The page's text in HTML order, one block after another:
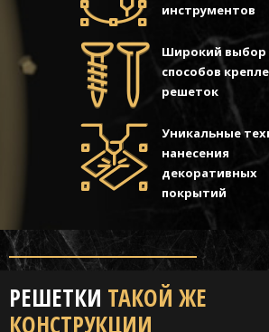
инструментов
Широкий выбор
способов
решеток
Уникальные
нанесения
декоративных
покрытий
РЕШЕТКИ ТАКОЙ ЖЕ
КОНСТРУКЦИИ